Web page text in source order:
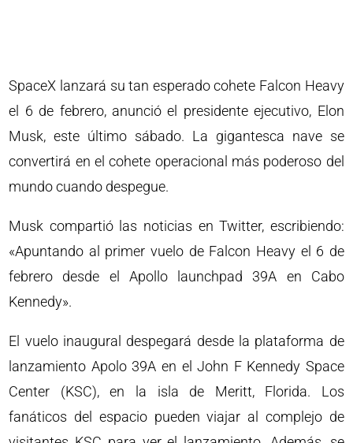
SpaceX lanzará su tan esperado cohete Falcon Heavy
el 6 de febrero, anunció el presidente ejecutivo, Elon
Musk, este último sábado. La gigantesca nave se
convertirá en el cohete operacional más poderoso del
mundo cuando despegue.
Musk compartió las noticias en Twitter, escribiendo:
«Apuntando al primer vuelo de Falcon Heavy el 6 de
febrero desde el Apollo launchpad 39A en Cabo
Kennedy».
El vuelo inaugural despegará desde la plataforma de
lanzamiento Apolo 39A en el John F Kennedy Space
Center (KSC), en la isla de Meritt, Florida. Los
fanáticos del espacio pueden viajar al complejo de